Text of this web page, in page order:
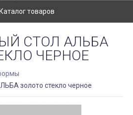
товаров
СТОЛ АЛЬБА
ЧЕРНОЕ
золото стекло черное